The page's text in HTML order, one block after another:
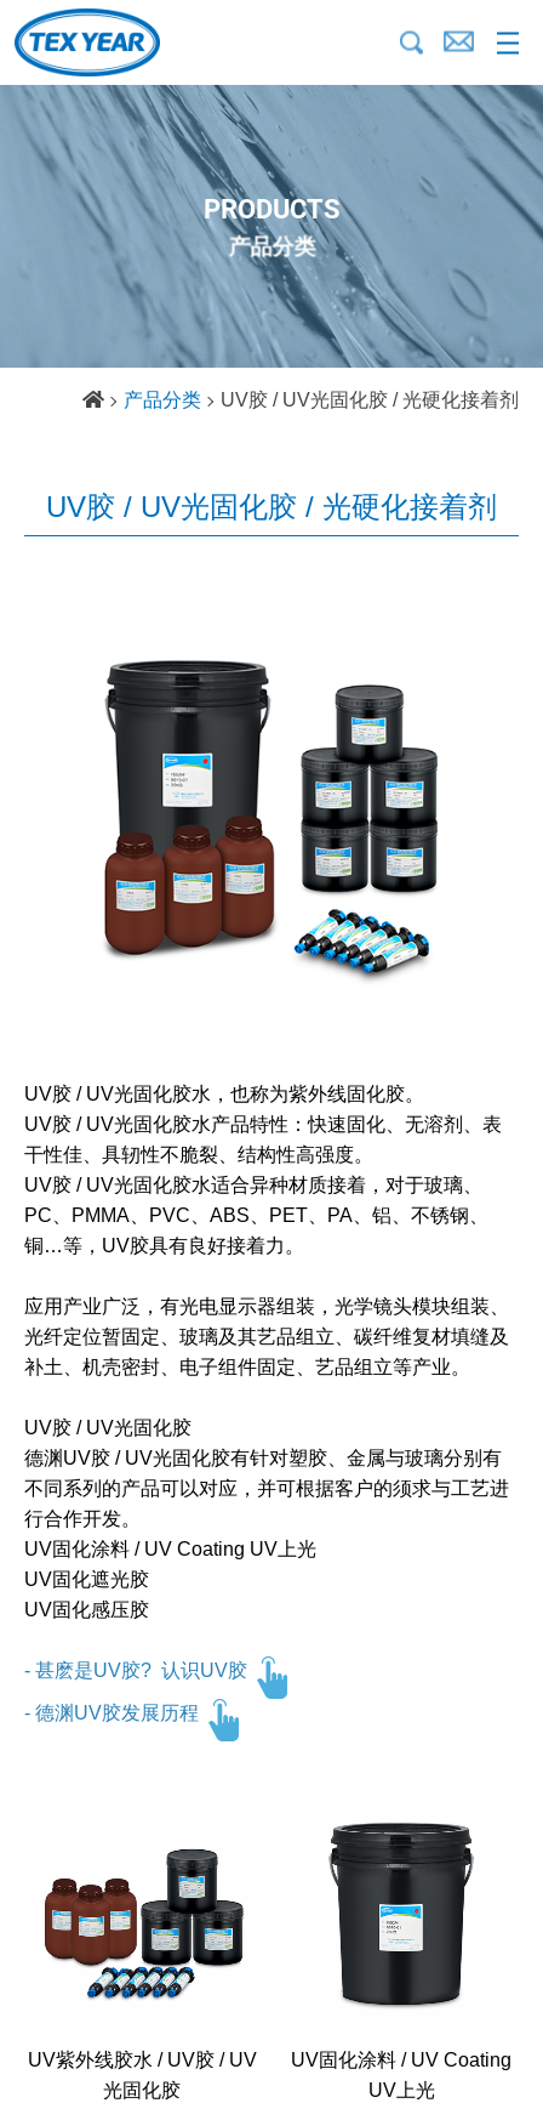
PRODUCTS
产品分类
产品分类 UV胶 / UV光固化胶 / 光硬化接着剂
UV胶 / UV光固化胶 / 光硬化接着剂
UV胶 / UV光固化胶水，也称为紫外线固化胶。
UV胶 / UV光固化胶水产品特性：快速固化、无溶剂、表
干性佳、具轫性不脆裂、结构性高强度。
UV胶 / UV光固化胶水适合异种材质接着，对于玻璃、
PC、PMMA、PVC、ABS、PET、PA、铝、不锈钢、
铜…等，UV胶具有良好接着力。
应用产业广泛，有光电显示器组装，光学镜头模块组装、
光纤定位暂固定、玻璃及其艺品组立、碳纤维复材填缝及
补土、机壳密封、电子组件固定、艺品组立等产业。
UV胶 / UV光固化胶
德渊UV胶 / UV光固化胶有针对塑胶、金属与玻璃分别有
不同系列的产品可以对应，并可根据客户的须求与工艺进
行合作开发。
UV固化涂料 / UV Coating UV上光
UV固化遮光胶
UV固化感压胶
- 甚麽是UV胶? 认识UV胶
- 德渊UV胶发展历程
UV紫外线胶水 / UV胶 / UV
光固化胶
UV固化涂料 / UV Coating
UV上光